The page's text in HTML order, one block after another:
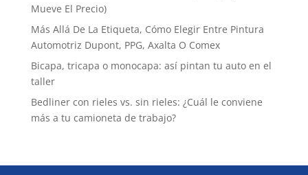
Mueve El Precio)
Más Allá De La Etiqueta, Cómo Elegir Entre Pintura
Automotriz Dupont, PPG, Axalta O Comex
Bicapa, tricapa o monocapa: así pintan tu auto en el
taller
Bedliner con rieles vs. sin rieles: ¿Cuál le conviene
más a tu camioneta de trabajo?